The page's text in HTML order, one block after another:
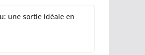
une sortie idéale en